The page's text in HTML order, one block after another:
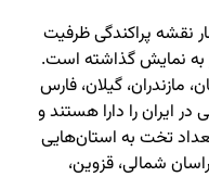
نقشه پراکندگی ظرفیت
به نمایش گذاشته است.
گیلان، فارس
ایران را دارا هستند و
تخت به استان‌هایی
شمالی، قزوین،